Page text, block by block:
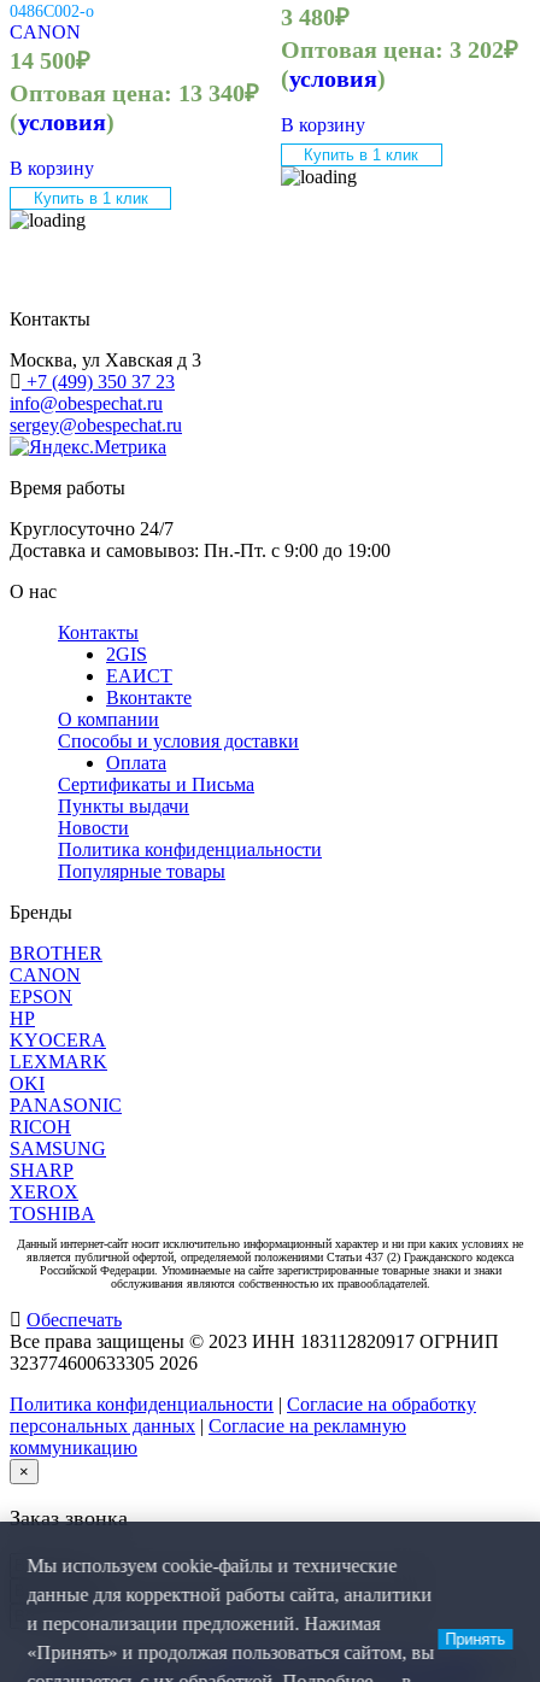
0486C002-o
CANON
14 500₽
Оптовая цена: 13 340₽
(условия)
В корзину
Купить в 1 клик
3 480₽
Оптовая цена: 3 202₽
(условия)
В корзину
Купить в 1 клик
Контакты
Москва, ул Хавская д 3
+7 (499) 350 37 23
info@obespechat.ru
sergey@obespechat.ru
Время работы
Круглосуточно 24/7
Доставка и самовывоз: Пн.-Пт. с 9:00 до 19:00
О нас
Контакты
2GIS
ЕАИСТ
Вконтакте
О компании
Способы и условия доставки
Оплата
Сертификаты и Письма
Пункты выдачи
Новости
Политика конфиденциальности
Популярные товары
Бренды
BROTHER
CANON
EPSON
HP
KYOCERA
LEXMARK
OKI
PANASONIC
RICOH
SAMSUNG
SHARP
XEROX
TOSHIBA
Данный интернет-сайт носит исключительно информационный характер и ни при каких условиях не
является публичной офертой, определяемой положениями Статьи 437 (2) Гражданского кодекса
Российской Федерации. Упоминаемые на сайте зарегистрированные товарные знаки и знаки
обслуживания являются собственностью их правообладателей.
Обеспечать
Все права защищены © 2023 ИНН 183112820917 ОГРНИП
323774600633305 2026
Политика конфиденциальности | Согласие на обработку
персональных данных | Согласие на рекламную
коммуникацию
×
Заказ звонка
Я даю согласие наобработку персональных данных
Мы используем cookie-файлы и технические
данные для корректной работы сайта, аналитики
и персонализации предложений. Нажимая
«Принять» и продолжая пользоваться сайтом, вы
Принять